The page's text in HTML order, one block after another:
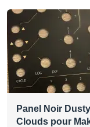
Panel Noir Dusty
Clouds pour